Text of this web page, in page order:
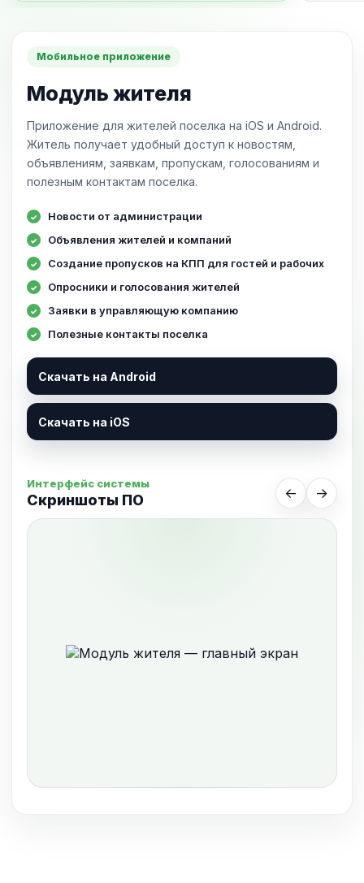
Мобильное приложение
Модуль жителя
Приложение для жителей поселка на iOS и Android.
Житель получает удобный доступ к новостям,
объявлениям, заявкам, пропускам, голосованиям и
полезным контактам поселка.
Новости от администрации
Объявления жителей и компаний
Создание пропусков на КПП для гостей и рабочих
Опросники и голосования жителей
Заявки в управляющую компанию
Полезные контакты поселка
Скачать на Android
Скачать на iOS
Интерфейс системы
Скриншоты ПО ← →